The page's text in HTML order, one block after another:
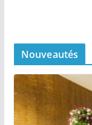
Nouveautés